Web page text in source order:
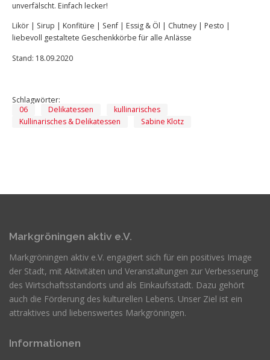
unverfälscht. Einfach lecker!
Likör | Sirup | Konfitüre | Senf | Essig & Öl | Chutney | Pesto |
liebevoll gestaltete Geschenkkörbe für alle Anlässe
Stand: 18.09.2020
Schlagwörter:
06
Delikatessen
kullinarisches
Kullinarisches & Delikatessen
Sabine Klotz
Markgröningen aktiv e.V.
Markgröningen aktiv e.V. engagiert sich für ein positives Image
der Stadt, mit Aktivitäten und Veranstaltungen zur Verbesserung
des Wirtschaftsstandorts und als Einkaufsstadt. Dazu gehört
auch die Förderung des kulturellen Lebens. Unser Ziel ist ein
attraktives und liebenswertes Markgröningen.
Informationen